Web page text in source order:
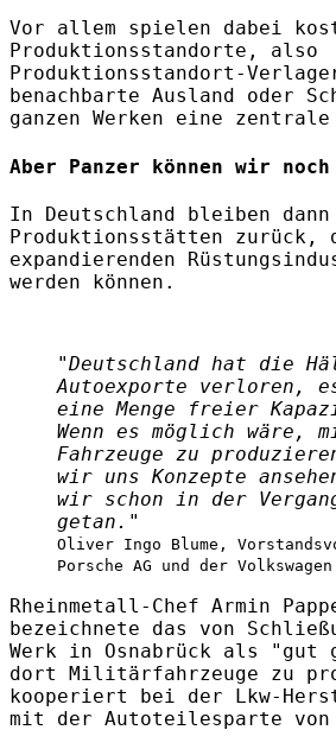
Vor allem spielen dabei
Produktionsstandorte, also
Produktionsstandort-
benachbarte Ausland oder
ganzen Werken eine
Aber Panzer können wir
In Deutschland bleiben dann
Produktionsstätten zurück,
expandierenden
werden können.
"Deutschland hat die
Autoexporte verloren,
eine Menge freier
Wenn es möglich wäre,
Fahrzeuge zu
wir uns Konzepte
wir schon in der
getan."
Oliver Ingo Blume,
Porsche AG und der Volkswagen
Rheinmetall-Chef Armin
bezeichnete das von
Werk in Osnabrück als "gut
dort Militärfahrzeuge zu
kooperiert bei der Lkw-
mit der Autoteilesparte von